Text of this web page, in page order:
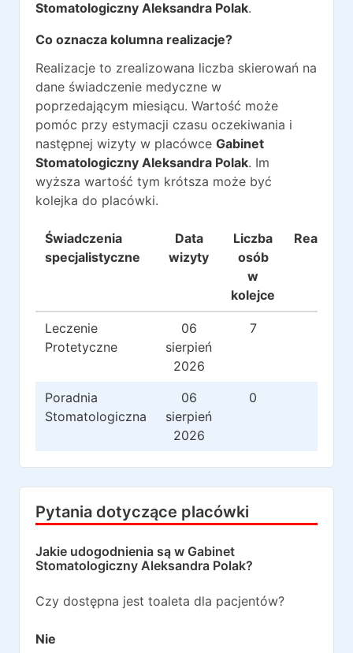
Stomatologiczny Aleksandra Polak.
Co oznacza kolumna realizacje?
Realizacje to zrealizowana liczba skierowań na
dane świadczenie medyczne w
poprzedającym miesiącu. Wartość może
pomóc przy estymacji czasu oczekiwania i
następnej wizyty w placówce Gabinet
Stomatologiczny Aleksandra Polak. Im
wyższa wartość tym krótsza może być
kolejka do placówki.
Świadczenia
specjalistyczne
Data
wizyty
Liczba
osób
w
kolejce
Leczenie
Protetyczne
06
sierpień
2026
7
Poradnia
Stomatologiczna
06
sierpień
2026
0
Pytania dotyczące placówki
Jakie udogodnienia są w Gabinet
Stomatologiczny Aleksandra Polak?
Czy dostępna jest toaleta dla pacjentów?
Nie